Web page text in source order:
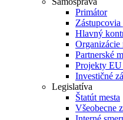
Primátor
Zástupcovia
Hlavný
Organizácie
Partnerské
Projekty EU
Investičné
Legislatíva
Štatút mesta
Všeobecne